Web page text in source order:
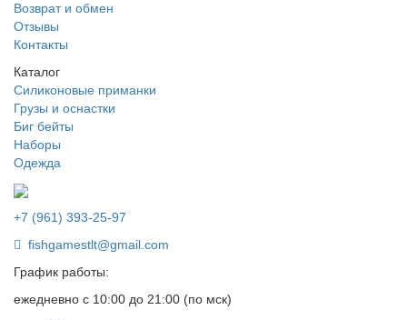
Возврат и обмен
Отзывы
Контакты
Каталог
Силиконовые приманки
Грузы и оснастки
Биг бейты
Наборы
Одежда
+7 (961) 393-25-97
fishgamestlt@gmail.com
График работы:
ежедневно с 10:00 до 21:00 (по мск)